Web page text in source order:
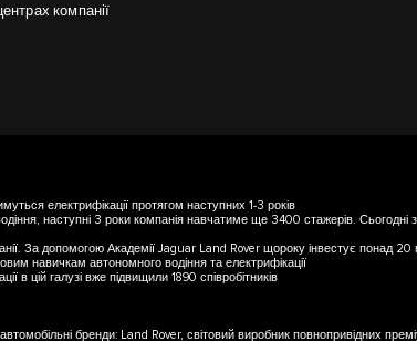
компанії
електрифікації протягом наступних 1-3 років
наступні 3 роки компанія навчатиме ще 3400 стажерів.
За допомогою Академії Jaguar Land Rover щороку інвестує понад 20
навичкам автономного водіння та електрифікації
в цій галузі вже підвищили 1890 співробітників
бренди: Land Rover, світовий виробник повнопривідних